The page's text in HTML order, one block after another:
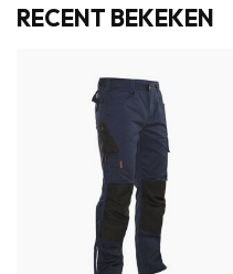
RECENT BEKEKEN